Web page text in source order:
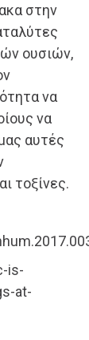
στην
ουσιών,
να
να
αυτές
τοξίνες.
is-
at-